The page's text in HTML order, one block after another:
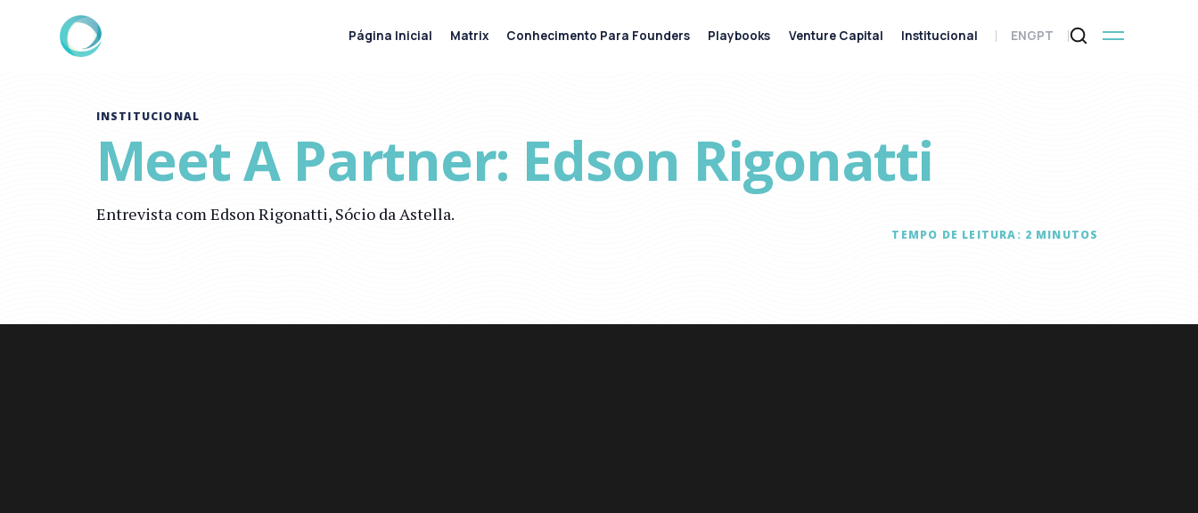
INSTITUCIONAL
Meet A Partner: Edson Rigonatti
Entrevista com Edson Rigonatti, Sócio da Astella.
TEMPO DE LEITURA: 2 MINUTOS
Página Inicial Matrix Conhecimento Para Founders Playbooks Venture Capital Institucional ENGPT